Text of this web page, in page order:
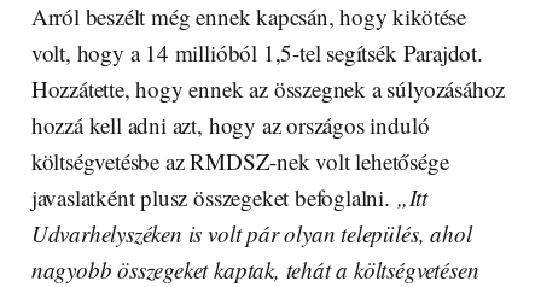
Arról beszélt még ennek kapcsán, hogy kikötése
volt, hogy a 14 millióból 1,5-tel segítsék Parajdot.
Hozzátette, hogy ennek az összegnek a súlyozásához
hozzá kell adni azt, hogy az országos induló
költségvetésbe az RMDSZ-nek volt lehetősége
javaslatként plusz összegeket befoglalni. „Itt
Udvarhelyszéken is volt pár olyan település, ahol
nagyobb összegeket kaptak, tehát a költségvetésen